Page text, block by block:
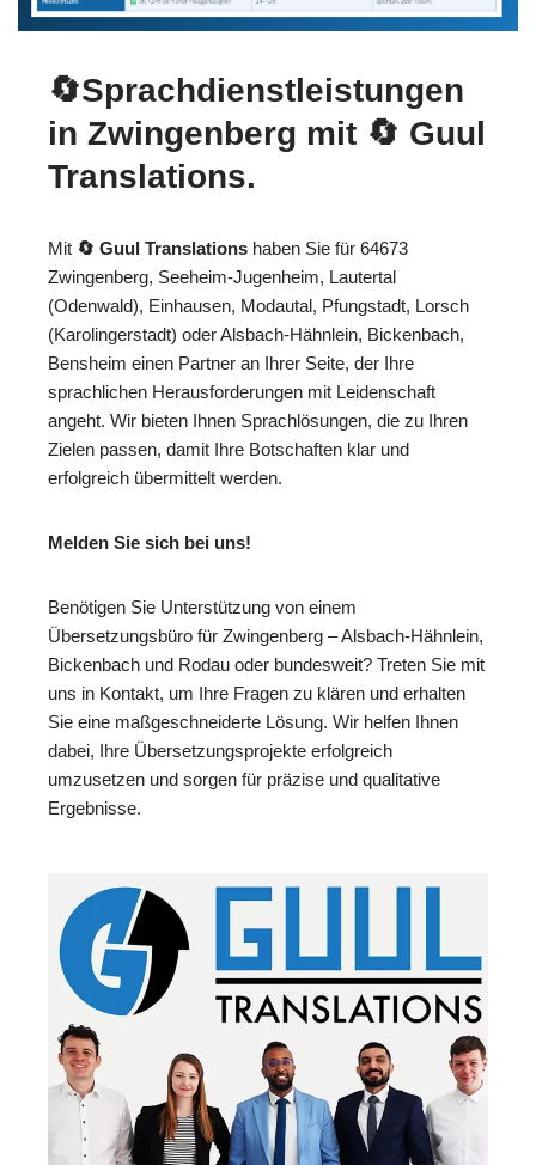
🔄Sprachdienstleistungen
in Zwingenberg mit 🔄 Guul
Translations.
Mit 🔄 Guul Translations haben Sie für 64673
Zwingenberg, Seeheim-Jugenheim, Lautertal
(Odenwald), Einhausen, Modautal, Pfungstadt, Lorsch
(Karolingerstadt) oder Alsbach-Hähnlein, Bickenbach,
Bensheim einen Partner an Ihrer Seite, der Ihre
sprachlichen Herausforderungen mit Leidenschaft
angeht. Wir bieten Ihnen Sprachlösungen, die zu Ihren
Zielen passen, damit Ihre Botschaften klar und
erfolgreich übermittelt werden.
Melden Sie sich bei uns!
Benötigen Sie Unterstützung von einem
Übersetzungsbüro für Zwingenberg – Alsbach-Hähnlein,
Bickenbach und Rodau oder bundesweit? Treten Sie mit
uns in Kontakt, um Ihre Fragen zu klären und erhalten
Sie eine maßgeschneiderte Lösung. Wir helfen Ihnen
dabei, Ihre Übersetzungsprojekte erfolgreich
umzusetzen und sorgen für präzise und qualitative
Ergebnisse.